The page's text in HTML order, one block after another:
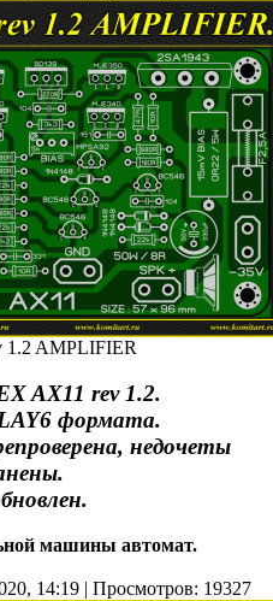
1.2 AMPLIFIER
AX11 rev 1.2.
формата.
недочеты
машины автомат.
14:19 | Просмотров: 19327